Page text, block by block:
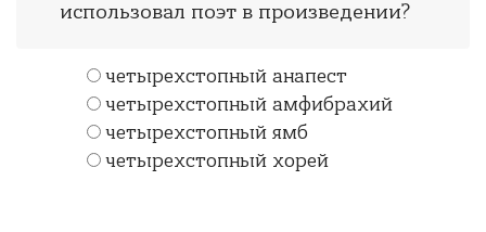
использовал поэт в произведении?
четырехстопный анапест
четырехстопный амфибрахий
четырехстопный ямб
четырехстопный хорей